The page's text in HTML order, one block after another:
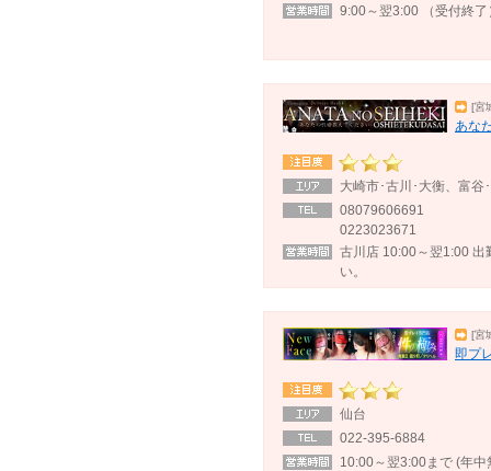
9:00～翌3:00 （受付終了
[宮
あな
大崎市･古川･大衡、富谷
08079606691
0223023671
古川店 10:00～翌1:00 出
い。
[宮
即プ
仙台
022-395-6884
10:00～翌3:00まで (年中